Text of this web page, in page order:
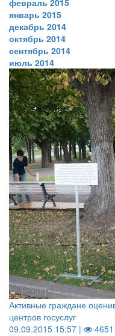
февраль 2015
январь 2015
декабрь 2014
октябрь 2014
сентябрь 2014
июль 2014
Активные граждане
центров госуслуг
09.09.2015 15:57 |
4651